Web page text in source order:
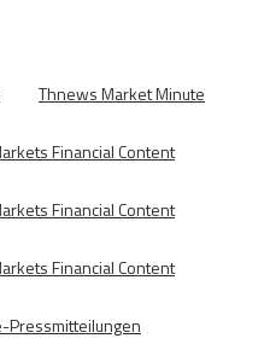
Thnews Market Minute
Financial Content
Financial Content
Financial Content
Pressmitteilungen